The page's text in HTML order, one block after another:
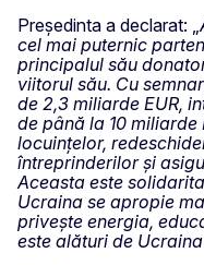
Președinta a declarat: „
cel mai puternic
principalul său
viitorul său. Cu
de 2,3 miliarde EUR,
de până la 10
locuințelor,
întreprinderilor și
Aceasta este
Ucraina se apropie
privește energia,
este alături de